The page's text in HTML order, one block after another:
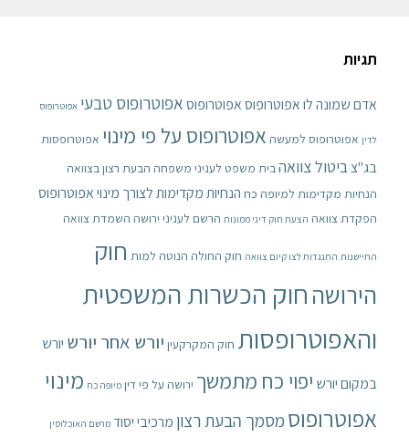
תגיות
אדם שמונה לו אפוטרופוסאפוטרופוסאפוטרופוס טבעי אפוטרופוס
לדין אפוטרופוס למעשה אפוטרופוס על פי מינוי אפוטרופסות
בג"צביטול צוואהבית משפט לעניני משפחה הבעת רצון בצוואה
הנחיות מקדימות למיופה כח הנחיות מקדימות לצורך מינוי אפוטרופוס
הפקדת צוואה הצעת חוק דיני ממונות הרשם לעניני ירושה השמדת צוואה
התיישנות התנגדות לצו קיום צוואה חוק החולה הנוטה למות חוק
הירושהחוק הכשרות המשפטית
והאפוטרופסות חוק המקרקעין יורש אחר יורש יורש
במקום יורש יפוי כח מתמשך ירושה על פי דין מיופה כח מינוי
אפוטרופוס מסמך הבעת רצון מרכיבי יסוד מרשם האוכלוסין